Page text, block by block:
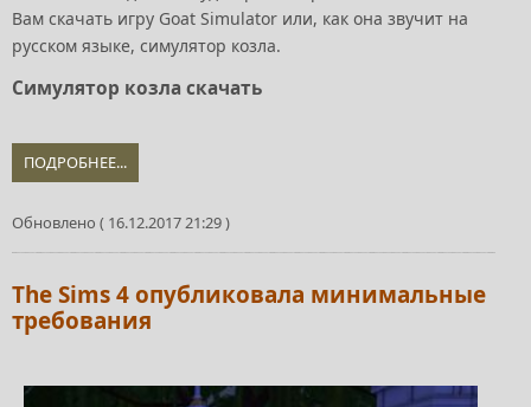
Вам скачать игру Goat Simulator или, как она звучит на
русском языке, симулятор козла.
Симулятор козла скачать
ПОДРОБНЕЕ...
Обновлено ( 16.12.2017 21:29 )
The Sims 4 опубликовала минимальные
требования